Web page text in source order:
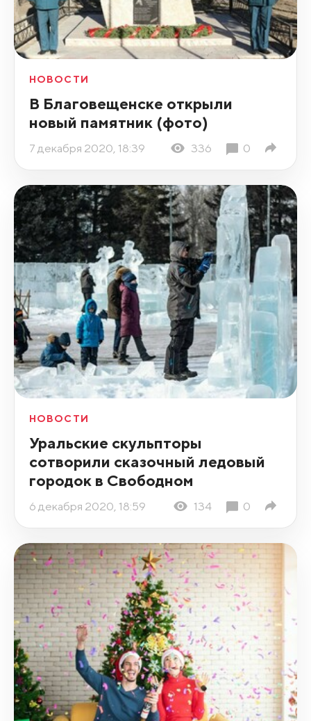
НОВОСТИ
В Благовещенске открыли
новый памятник (фото)
7 декабря 2020, 18:39 336 0
НОВОСТИ
Уральские скульпторы
сотворили сказочный ледовый
городок в Свободном
6 декабря 2020, 18:59 134 0